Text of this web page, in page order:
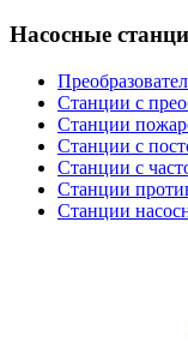
Насосные
Станции с
Станции
Станции с
Станции с
Станции
Станции